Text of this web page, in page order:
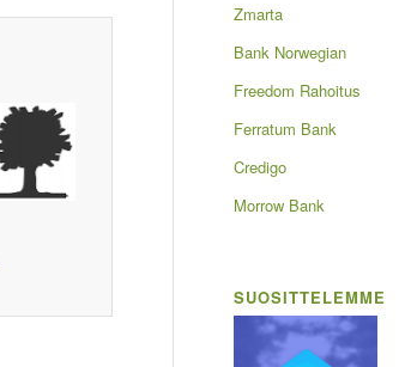
Zmarta
Bank Norwegian
Freedom Rahoitus
Ferratum Bank
Credigo
Morrow Bank
SUOSITTELEMME